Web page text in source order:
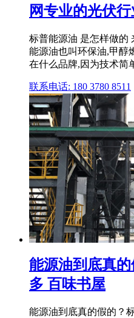
网专业的光伏
标普能源油 是怎样做的
能源油也叫环保油,甲醇
在什么品牌,因为技术简
联系电话: 180 3780 8511
能源油到底真
多 百味书屋
能源油到底真的假的？